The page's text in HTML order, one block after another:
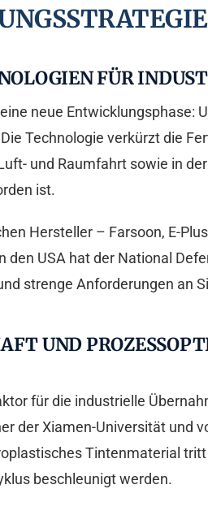
FÜR
neue
Technologie verkürzt die
und Raumfahrt sowie in
ist.
Hersteller – Farsoon, E-
USA hat der National
strenge Anforderungen an
UND
für die industrielle
der Xiamen-Universität und
Tintenmaterial
beschleunigt werden.